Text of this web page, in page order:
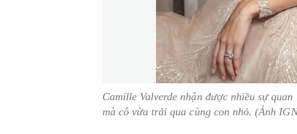
Camille Valverde nhận được nhiều sự
mà cô vừa trải qua cùng con nhỏ. (Ảnh